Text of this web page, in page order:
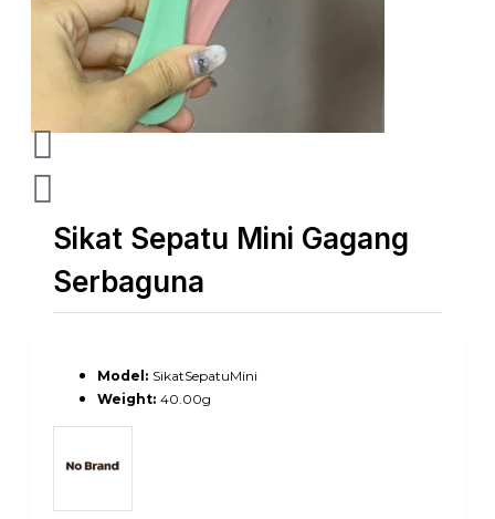
Sikat Sepatu Mini Gagang
Serbaguna
Model: SikatSepatuMini
Weight: 40.00g